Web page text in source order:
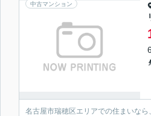
中古マンション
名古屋市瑞穂区エリアでの住まいな